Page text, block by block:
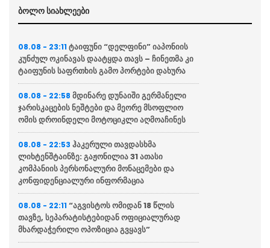
ბოლო სიახლეები
08.08 - 23:11 ტაიფუნი “დელფინი” იაპონიის
კუნძულ ოკინავას დაატყდა თავს – ჩინეთმა კი
ტაიფუნის საფრთხის გამო პორტები დახურა
08.08 - 22:58 მდინარე დუნაიში გერმანელი
ჯარისკაცების ნეშტები და მეორე მსოფლიო
ომის დროინდელი მოტოციკლი აღმოაჩინეს
08.08 - 22:53 ჰაკერული თავდასხმა
ლიხტენშტაინზე: გაჟონილია 31 ათასი
კომპანიის პერსონალური მონაცემები და
კონფიდენციალური ინფორმაცია
08.08 - 22:11 “აგვისტოს ომიდან 18 წლის
თავზე, სეპარატისტებიდან ოფიციალურად
მხარდაჭერილი ოპოზიცია გვყავს”